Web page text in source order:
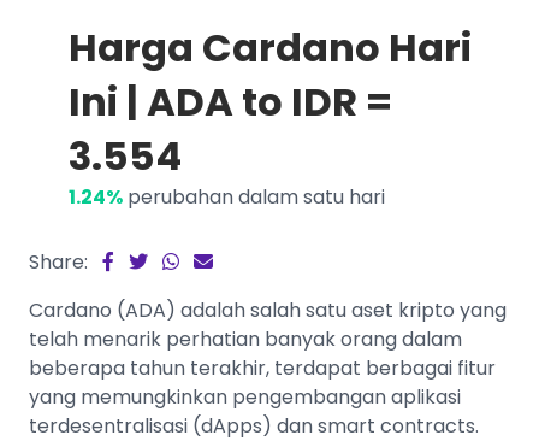
Harga Cardano Hari
Ini | ADA to IDR =
3.554
1.24% perubahan dalam satu hari
Share:
Cardano (ADA) adalah salah satu aset kripto yang
telah menarik perhatian banyak orang dalam
beberapa tahun terakhir, terdapat berbagai fitur
yang memungkinkan pengembangan aplikasi
terdesentralisasi (dApps) dan smart contracts.